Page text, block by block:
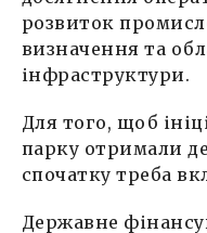
розвиток
визначення та
інфраструктури.
Для того, щоб
парку отримали
спочатку треба
Державне